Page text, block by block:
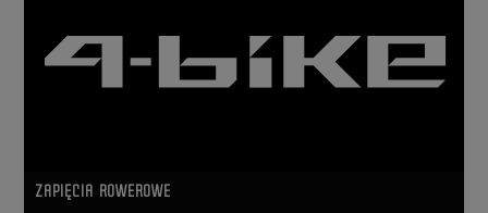
ZAPIĘCIA ROWEROWE